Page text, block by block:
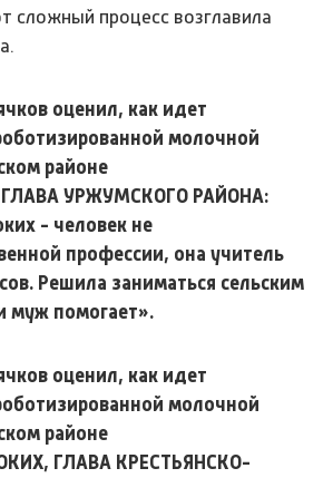
сложный процесс возглавила
УРЖУМСКОГО РАЙОНА:
- человек не
профессии, она учитель
Решила заниматься сельским
муж помогает».
ГЛАВА КРЕСТЬЯНСКО-